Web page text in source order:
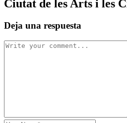
Ciutat de les Arts i les
Deja una respuesta